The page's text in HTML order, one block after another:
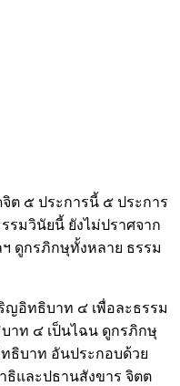
ต ๕ ประการนี้ ๕ ประการ
รมวินัยนี้ ยังไม่ปราศจาก
ดูกรภิกษุทั้งหลาย ธรรม
ญอิทธิบาท ๔ เพื่อละธรรม
าท ๔ เป็นไฉน ดูกรภิกษุ
ธิบาท อันประกอบด้วย
ธิและปธานสังขาร จิตต